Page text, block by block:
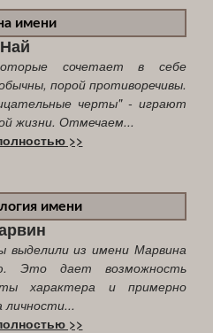
имени
Най
сочетает в себе
порой противоречивы.
черты" - играют
жизни. Отмечаем...
>>
имени
из имени Марвина
Это дает возможность
характера и примерно
>>